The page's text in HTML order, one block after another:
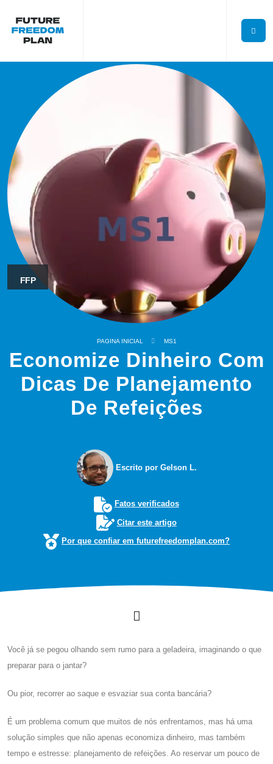
FFP
PAGINA INICIAL MS1
Economize Dinheiro Com
Dicas De Planejamento
De Refeições
Escrito por Gelson L.
Fatos verificados
Citar este artigo
Por que confiar em futurefreedomplan.com?
Você já se pegou olhando sem rumo para a geladeira, imaginando o que
preparar para o jantar?
Ou pior, recorrer ao saque e esvaziar sua conta bancária?
É um problema comum que muitos de nós enfrentamos, mas há uma
solução simples que não apenas economiza dinheiro, mas também
tempo e estresse: planejamento de refeições. Ao reservar um pouco de